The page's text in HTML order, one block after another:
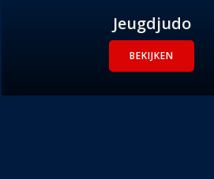
Jeugdjudo
BEKIJKEN